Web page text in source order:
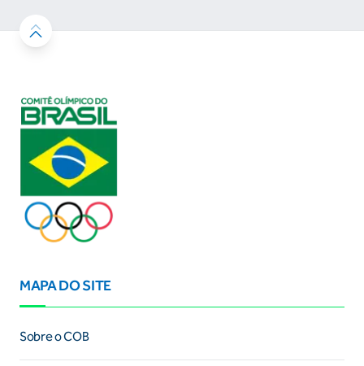
MAPA DO SITE
Sobre o COB